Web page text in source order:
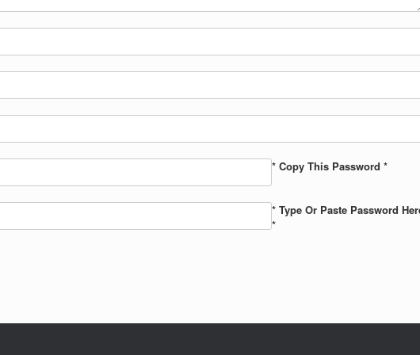
* Copy This Password *
* Type Or Paste Password
*